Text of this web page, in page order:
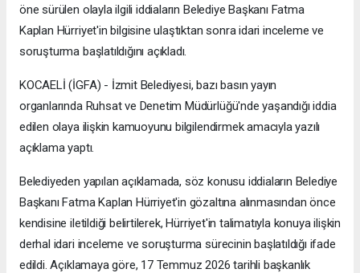
öne sürülen olayla ilgili iddiaların Belediye Başkanı Fatma
Kaplan Hürriyet'in bilgisine ulaştıktan sonra idari inceleme ve
soruşturma başlatıldığını açıkladı.
KOCAELİ (İGFA) - İzmit Belediyesi, bazı basın yayın
organlarında Ruhsat ve Denetim Müdürlüğü'nde yaşandığı iddia
edilen olaya ilişkin kamuoyunu bilgilendirmek amacıyla yazılı
açıklama yaptı.
Belediyeden yapılan açıklamada, söz konusu iddiaların Belediye
Başkanı Fatma Kaplan Hürriyet'in gözaltına alınmasından önce
kendisine iletildiği belirtilerek, Hürriyet'in talimatıyla konuya ilişkin
derhal idari inceleme ve soruşturma sürecinin başlatıldığı ifade
edildi. Açıklamaya göre, 17 Temmuz 2026 tarihli başkanlık